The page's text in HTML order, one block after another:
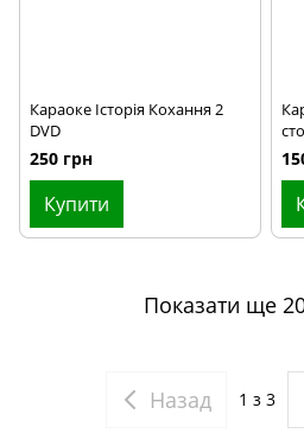
Караоке Історія Кохання 2
DVD
250 грн
Купити
Показати ще
Назад 1 з 3